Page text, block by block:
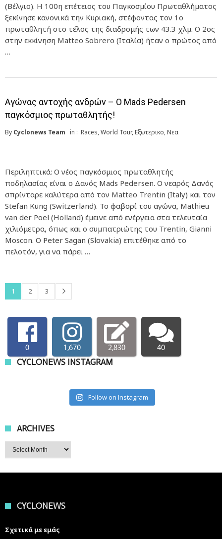
(Βέλγιο). Η 100η επέτειος του Παγκοσμίου Πρωταθλήματος
ξεκίνησε κανονικά την Κυριακή, στέφοντας τον 1ο
πρωταθλητή στο τέλος της διαδρομής των 43.3 χλμ. Ο 2ος
στην εκκίνηση Matteo Sobrero (Ιταλία) ήταν ο πρώτος από
…
Αγώνας αντοχής ανδρών – Ο Mads Pedersen
παγκόσμιος πρωταθλητής!
By Cyclonews Team in : Races,World Tour,Εξωτερικο,Νεα
Περιληπτικά: Ο νέος παγκόσμιος πρωταθλητής
ποδηλασίας είναι ο Δανός Mads Pedersen. Ο νεαρός Δανός
σπρίνταρε καλύτερα από τον Matteo Trentin (Italy) και τον
Stefan Küng (Switzerland). Το φαβορί του αγώνα, Mathieu
van der Poel (Holland) έμεινε από ενέργεια στα τελευταία
χιλιόμετρα, όπως και ο συμπατριώτης του Trentin, Gianni
Moscon. Ο Peter Sagan (Slovakia) επιτέθηκε από το
πελοτόν, για να πάρει …
1 2 3
0 1,670 2,830 40
CYCLONEWS INSTAGRAM
Follow on Instagram
ARCHIVES
Archives
CYCLONEWS
Σχετικά με εμάς